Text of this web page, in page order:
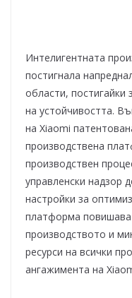
Интелигентната
постигнала
области, постигайки
на устойчивостта.
на Xiaomi
производствена
производствен
управленски надзор
настройки за
платформа
производството и
ресурси на всички
ангажимента на